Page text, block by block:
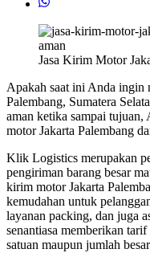
Jasa Kirim Motor
Apakah saat ini Anda ingin
Palembang, Sumatera
aman ketika sampai tujuan,
motor Jakarta Palembang
Klik Logistics merupakan
pengiriman barang besar
kirim motor Jakarta
kemudahan untuk
layanan packing, dan juga
senantiasa memberikan
satuan maupun jumlah